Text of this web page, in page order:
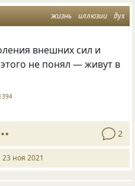
жизнь иллюзии дух
внешних сил и
не понял — живут в
2
23 ноя 2021